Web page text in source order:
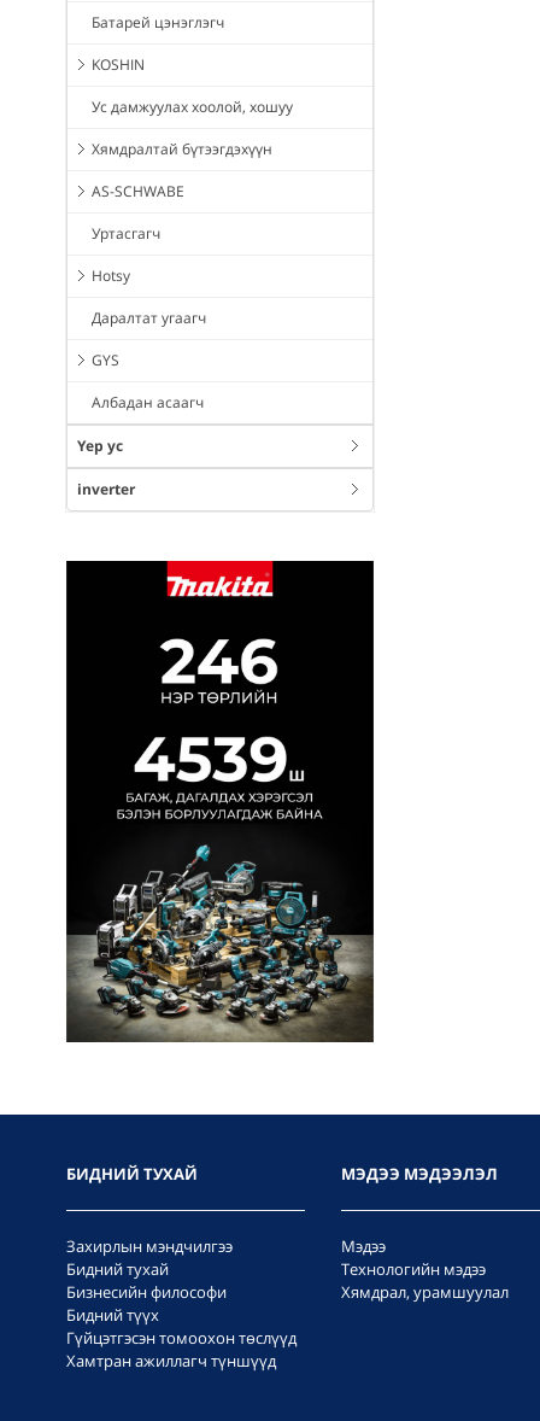
Батарей цэнэглэгч
KOSHIN
Ус дамжуулах хоолой, хошуу
Хямдралтай бүтээгдэхүүн
AS-SCHWABE
Уртасгагч
Hotsy
Даралтат угаагч
GYS
Албадан асаагч
Үер ус
inverter
БИДНИЙ ТУХАЙ
Захирлын мэндчилгээ
Бидний тухай
Бизнесийн философи
Бидний түүх
Гүйцэтгэсэн томоохон төслүүд
Хамтран ажиллагч түншүүд
МЭДЭЭ МЭДЭЭЛЭЛ
Мэдээ
Технологийн мэдээ
Хямдрал, урамшуулал